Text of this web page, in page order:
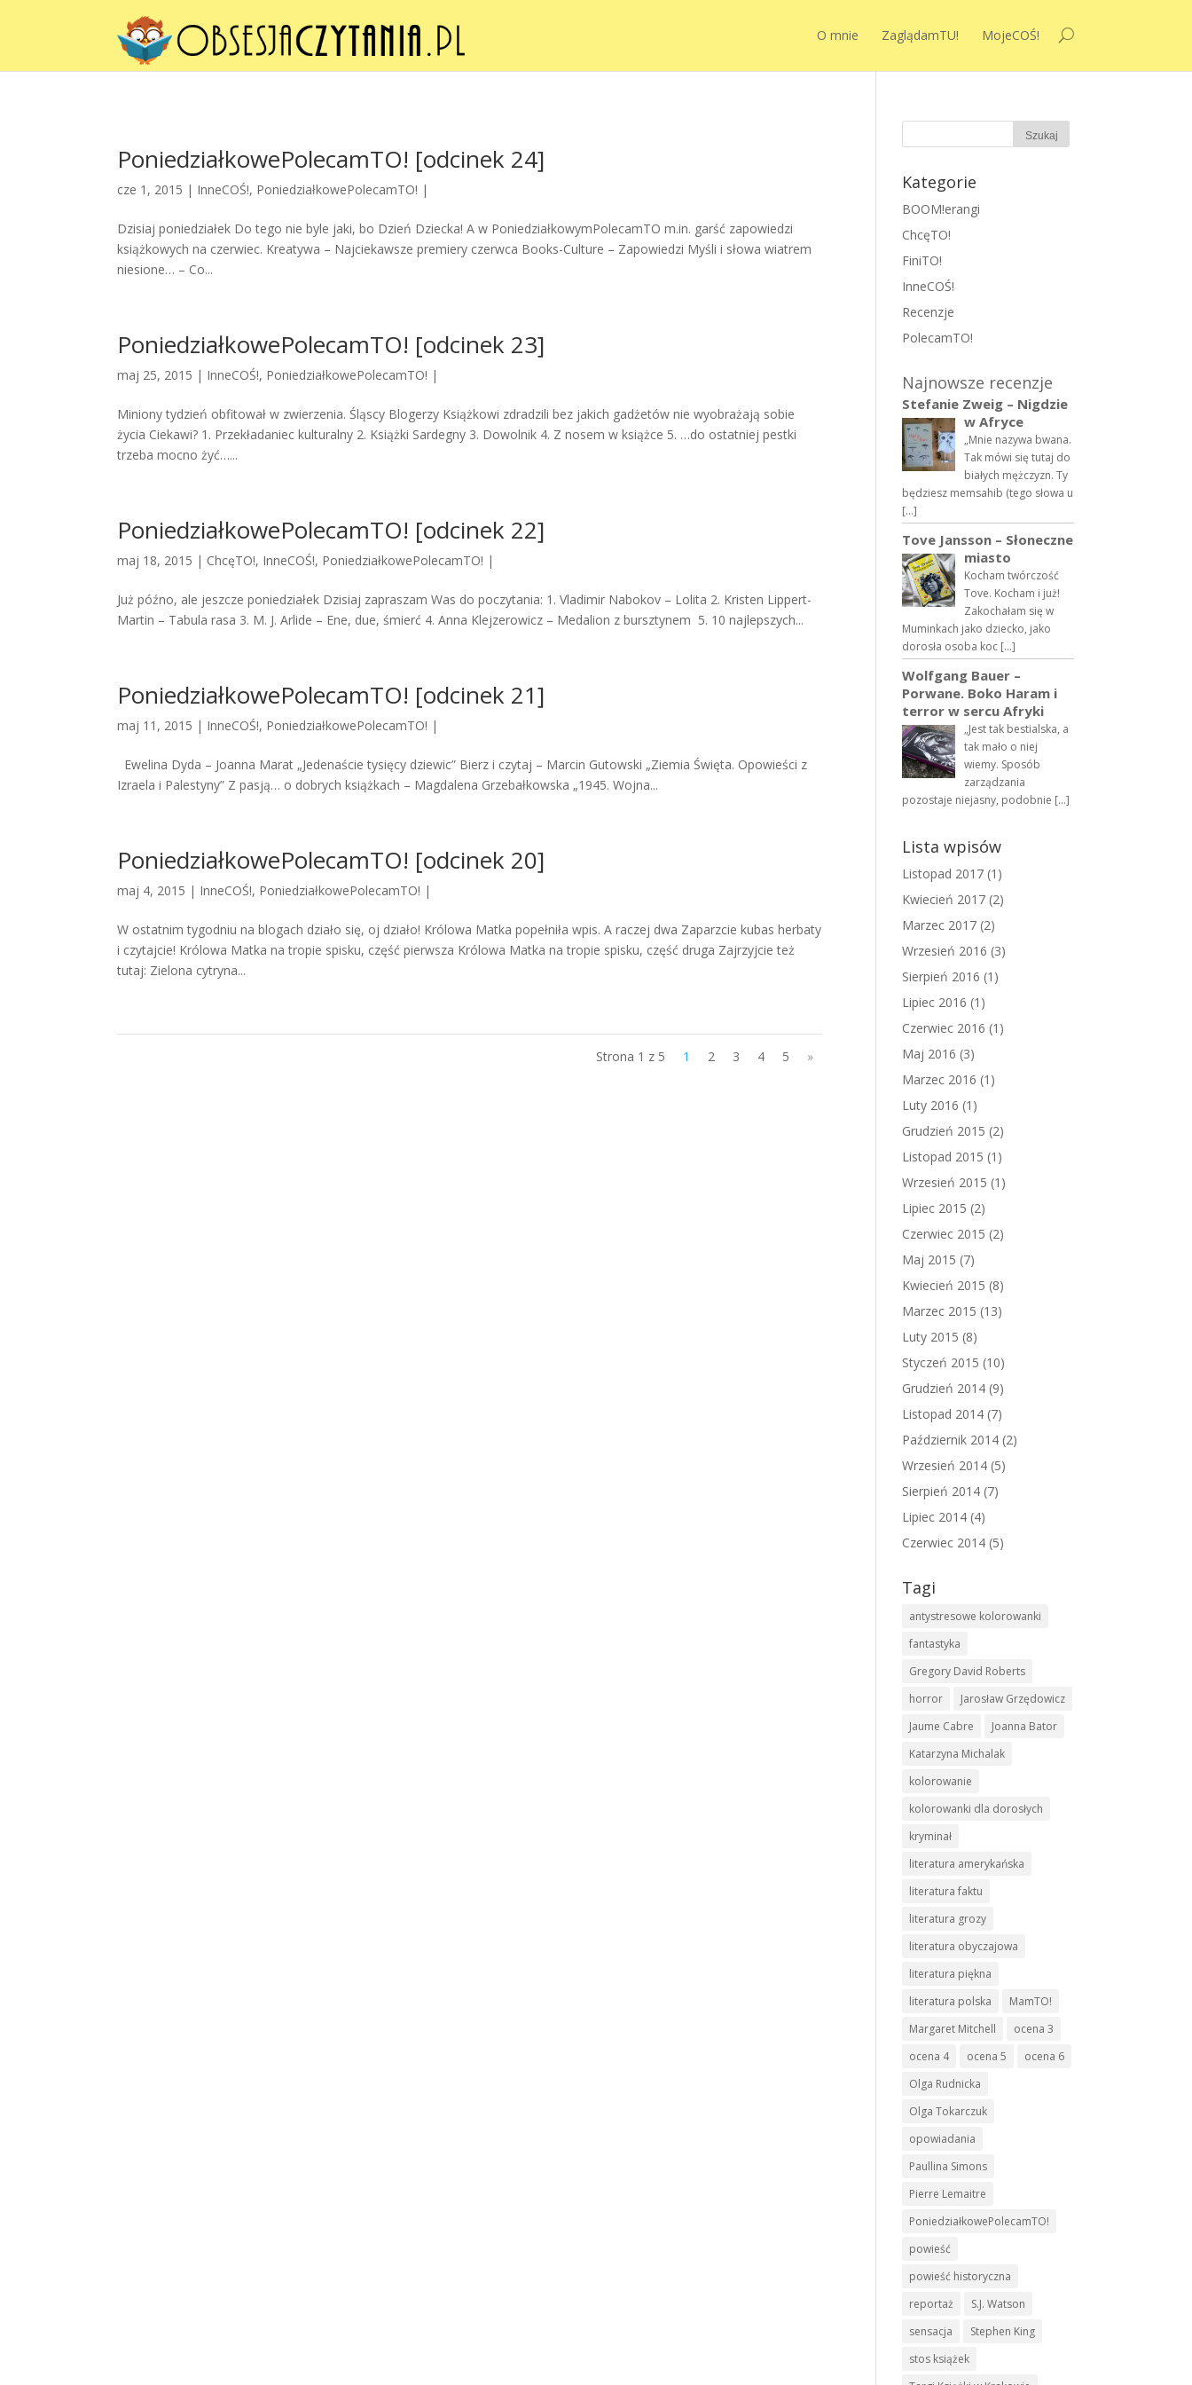
O mnie ZaglądamTU! MojeCOŚ!
PoniedziałkowePolecamTO! [odcinek 24]
cze 1, 2015 | InneCOŚ!, PoniedziałkowePolecamTO! |
Dzisiaj poniedziałek Do tego nie byle jaki, bo Dzień Dziecka! A w PoniedziałkowymPolecamTO m.in. garść zapowiedzi
książkowych na czerwiec. Kreatywa – Najciekawsze premiery czerwca Books-Culture – Zapowiedzi Myśli i słowa wiatrem
niesione… – Co...
PoniedziałkowePolecamTO! [odcinek 23]
maj 25, 2015 | InneCOŚ!, PoniedziałkowePolecamTO! |
Miniony tydzień obfitował w zwierzenia. Śląscy Blogerzy Książkowi zdradzili bez jakich gadżetów nie wyobrażają sobie
życia Ciekawi? 1. Przekładaniec kulturalny 2. Książki Sardegny 3. Dowolnik 4. Z nosem w książce 5. …do ostatniej pestki
trzeba mocno żyć…...
PoniedziałkowePolecamTO! [odcinek 22]
maj 18, 2015 | ChcęTO!, InneCOŚ!, PoniedziałkowePolecamTO! |
Już późno, ale jeszcze poniedziałek Dzisiaj zapraszam Was do poczytania: 1. Vladimir Nabokov – Lolita 2. Kristen Lippert-
Martin – Tabula rasa 3. M. J. Arlide – Ene, due, śmierć 4. Anna Klejzerowicz – Medalion z bursztynem 5. 10 najlepszych...
PoniedziałkowePolecamTO! [odcinek 21]
maj 11, 2015 | InneCOŚ!, PoniedziałkowePolecamTO! |
Ewelina Dyda – Joanna Marat „Jedenaście tysięcy dziewic” Bierz i czytaj – Marcin Gutowski „Ziemia Święta. Opowieści z
Izraela i Palestyny” Z pasją… o dobrych książkach – Magdalena Grzebałkowska „1945. Wojna...
PoniedziałkowePolecamTO! [odcinek 20]
maj 4, 2015 | InneCOŚ!, PoniedziałkowePolecamTO! |
W ostatnim tygodniu na blogach działo się, oj działo! Królowa Matka popełniła wpis. A raczej dwa Zaparzcie kubas herbaty
i czytajcie! Królowa Matka na tropie spisku, część pierwsza Królowa Matka na tropie spisku, część druga Zajrzyjcie też
tutaj: Zielona cytryna...
Strona 1 z 5 1 2 3 4 5 »
Kategorie
BOOM!erangi
ChcęTO!
FiniTO!
InneCOŚ!
Recenzje
PolecamTO!
Najnowsze recenzje
Stefanie Zweig – Nigdzie
w Afryce
„Mnie nazywa bwana.
Tak mówi się tutaj do
białych mężczyzn. Ty
będziesz memsahib (tego słowa u
[…]
Tove Jansson – Słoneczne
miasto
Kocham twórczość
Tove. Kocham i już!
Zakochałam się w
Muminkach jako dziecko, jako
dorosła osoba koc […]
Wolfgang Bauer –
Porwane. Boko Haram i
terror w sercu Afryki
„Jest tak bestialska, a
tak mało o niej
wiemy. Sposób
zarządzania
pozostaje niejasny, podobnie […]
Lista wpisów
Listopad 2017 (1)
Kwiecień 2017 (2)
Marzec 2017 (2)
Wrzesień 2016 (3)
Sierpień 2016 (1)
Lipiec 2016 (1)
Czerwiec 2016 (1)
Maj 2016 (3)
Marzec 2016 (1)
Luty 2016 (1)
Grudzień 2015 (2)
Listopad 2015 (1)
Wrzesień 2015 (1)
Lipiec 2015 (2)
Czerwiec 2015 (2)
Maj 2015 (7)
Kwiecień 2015 (8)
Marzec 2015 (13)
Luty 2015 (8)
Styczeń 2015 (10)
Grudzień 2014 (9)
Listopad 2014 (7)
Październik 2014 (2)
Wrzesień 2014 (5)
Sierpień 2014 (7)
Lipiec 2014 (4)
Czerwiec 2014 (5)
Tagi
antystresowe kolorowanki
fantastyka
Gregory David Roberts
horror
Jarosław Grzędowicz
Jaume Cabre
Joanna Bator
Katarzyna Michalak
kolorowanie
kolorowanki dla dorosłych
kryminał
literatura amerykańska
literatura faktu
literatura grozy
literatura obyczajowa
literatura piękna
literatura polska
MamTO!
Margaret Mitchell
ocena 3
ocena 4
ocena 5
ocena 6
Olga Rudnicka
Olga Tokarczuk
opowiadania
Paullina Simons
Pierre Lemaitre
PoniedziałkowePolecamTO!
powieść
powieść historyczna
reportaż
S.J. Watson
sensacja
Stephen King
stos książek